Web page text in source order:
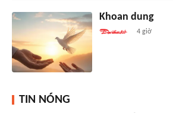
Khoan dung
4 giờ
TIN NÓNG